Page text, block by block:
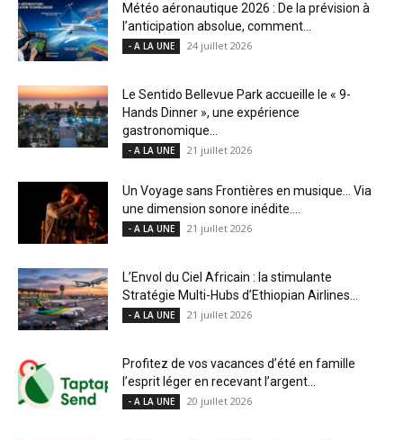
Météo aéronautique 2026 : De la prévision à
l’anticipation absolue, comment...
- A LA UNE 24 juillet 2026
Le Sentido Bellevue Park accueille le « 9-
Hands Dinner », une expérience
gastronomique...
- A LA UNE 21 juillet 2026
Un Voyage sans Frontières en musique… Via
une dimension sonore inédite....
- A LA UNE 21 juillet 2026
L’Envol du Ciel Africain : la stimulante
Stratégie Multi-Hubs d’Ethiopian Airlines...
- A LA UNE 21 juillet 2026
Profitez de vos vacances d’été en famille
l’esprit léger en recevant l’argent...
- A LA UNE 20 juillet 2026